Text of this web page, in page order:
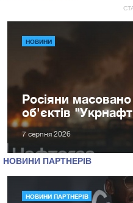
НОВИНИ
Росіяни
об'єктів
7 серпня 2026